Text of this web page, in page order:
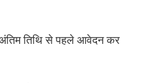
तिथि से पहले आवेदन कर